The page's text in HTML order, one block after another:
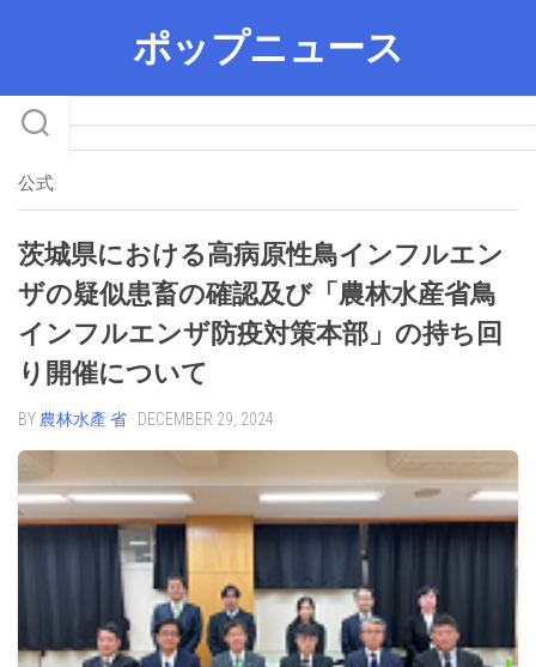
ポップニュース
公式
茨城県における高病原性鳥インフルエン
ザの疑似患畜の確認及び「農林水産省鳥
インフルエンザ防疫対策本部」の持ち回
り開催について
BY 農林水產 省 · DECEMBER 29, 2024